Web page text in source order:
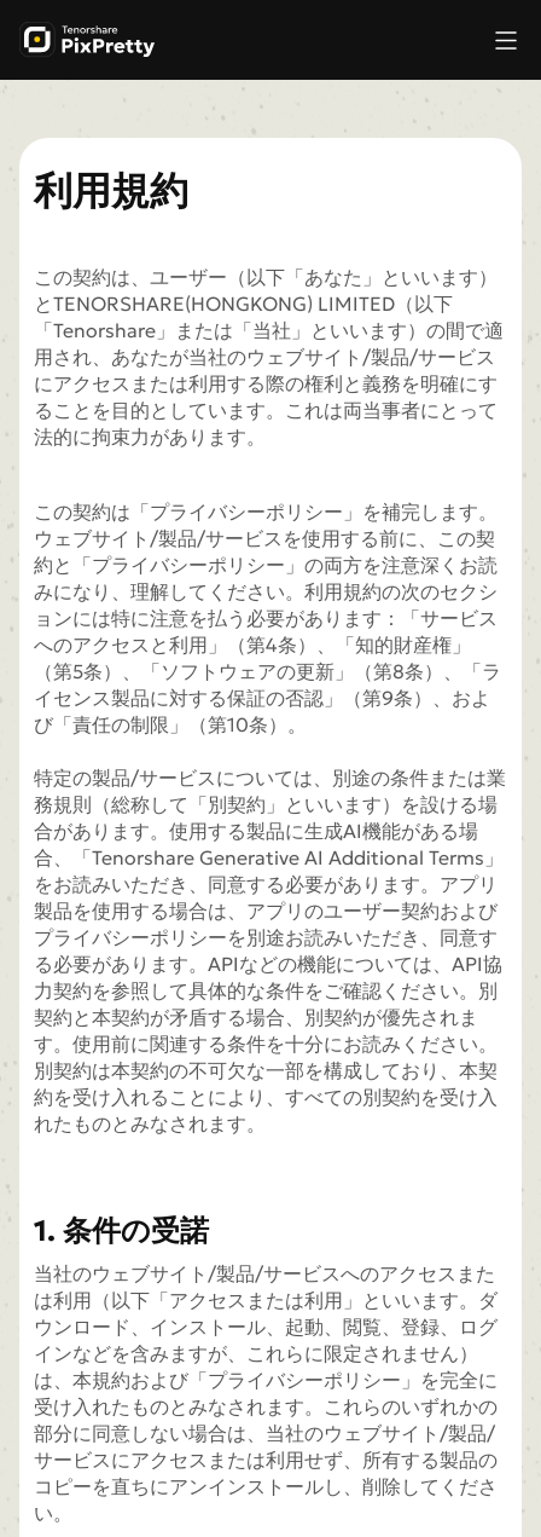
利用規約
この契約は、ユーザー（以下「あなた」といいます）
とTENORSHARE(HONGKONG) LIMITED（以下
「Tenorshare」または「当社」といいます）の間で適
用され、あなたが当社のウェブサイト/製品/サービス
にアクセスまたは利用する際の権利と義務を明確にす
ることを目的としています。これは両当事者にとって
法的に拘束力があります。
この契約は「プライバシーポリシー」を補完します。
ウェブサイト/製品/サービスを使用する前に、この契
約と「プライバシーポリシー」の両方を注意深くお読
みになり、理解してください。利用規約の次のセクシ
ョンには特に注意を払う必要があります：「サービス
へのアクセスと利用」（第4条）、「知的財産権」
（第5条）、「ソフトウェアの更新」（第8条）、「ラ
イセンス製品に対する保証の否認」（第9条）、およ
び「責任の制限」（第10条）。
特定の製品/サービスについては、別途の条件または業
務規則（総称して「別契約」といいます）を設ける場
合があります。使用する製品に生成AI機能がある場
合、「Tenorshare Generative AI Additional Terms」
をお読みいただき、同意する必要があります。アプリ
製品を使用する場合は、アプリのユーザー契約および
プライバシーポリシーを別途お読みいただき、同意す
る必要があります。APIなどの機能については、API協
力契約を参照して具体的な条件をご確認ください。別
契約と本契約が矛盾する場合、別契約が優先されま
す。使用前に関連する条件を十分にお読みください。
別契約は本契約の不可欠な一部を構成しており、本契
約を受け入れることにより、すべての別契約を受け入
れたものとみなされます。
1. 条件の受諾
当社のウェブサイト/製品/サービスへのアクセスまた
は利用（以下「アクセスまたは利用」といいます。ダ
ウンロード、インストール、起動、閲覧、登録、ログ
インなどを含みますが、これらに限定されません）
は、本規約および「プライバシーポリシー」を完全に
受け入れたものとみなされます。これらのいずれかの
部分に同意しない場合は、当社のウェブサイト/製品/
サービスにアクセスまたは利用せず、所有する製品の
コピーを直ちにアンインストールし、削除してくださ
い。